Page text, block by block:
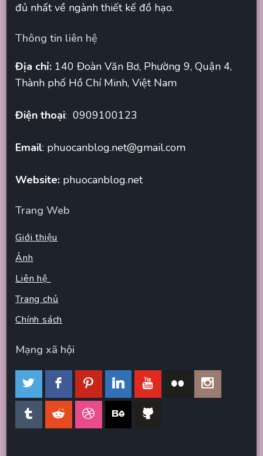
đủ nhất về ngành thiết kế đồ hạo.
Thông tin liên hệ
Địa chỉ: 140 Đoàn Văn Bơ, Phường 9, Quận 4,
Thành phố Hồ Chí Minh, Việt Nam
Điện thoại: 0909100123
Email: phuocanblog.net@gmail.com
Website: phuocanblog.net
Trang Web
Giới thiệu
Ảnh
Liên hệ
Trang chủ
Chính sách
Mạng xã hội